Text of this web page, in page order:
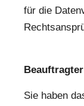
für die
Sie haben